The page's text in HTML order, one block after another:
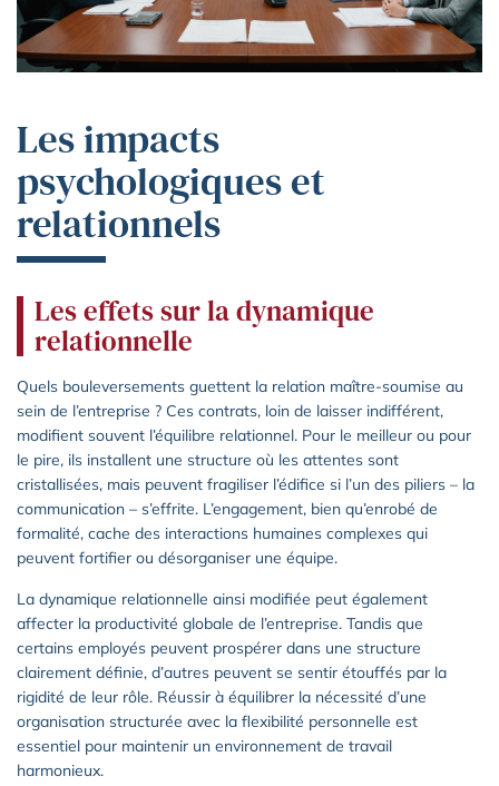
Les impacts
psychologiques et
relationnels
Les effets sur la dynamique
relationnelle
Quels bouleversements guettent la relation maître-soumise au
sein de l’entreprise ? Ces contrats, loin de laisser indifférent,
modifient souvent l’équilibre relationnel. Pour le meilleur ou pour
le pire, ils installent une structure où les attentes sont
cristallisées, mais peuvent fragiliser l’édifice si l’un des piliers – la
communication – s’effrite. L’engagement, bien qu’enrobé de
formalité, cache des interactions humaines complexes qui
peuvent fortifier ou désorganiser une équipe.
La dynamique relationnelle ainsi modifiée peut également
affecter la productivité globale de l’entreprise. Tandis que
certains employés peuvent prospérer dans une structure
clairement définie, d’autres peuvent se sentir étouffés par la
rigidité de leur rôle. Réussir à équilibrer la nécessité d’une
organisation structurée avec la flexibilité personnelle est
essentiel pour maintenir un environnement de travail
harmonieux.